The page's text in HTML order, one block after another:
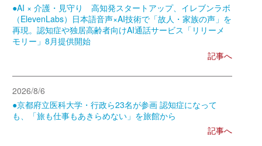
●AI × 介護・見守り 高知発スタートアップ、イレブンラボ
（ElevenLabs）日本語音声×AI技術で「故人・家族の声」を
再現。認知症や独居高齢者向けAI通話サービス「リリーメ
モリー」8月提供開始
記事へ
2026/8/6
●京都府立医科大学・行政ら23名が参画 認知症になって
も、「旅も仕事もあきらめない」を旅館から
記事へ